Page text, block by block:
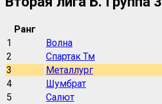
Ранг
1
Волна
2
Спартак Тм
3
Металлург
4
Шумбрат
5
Салют